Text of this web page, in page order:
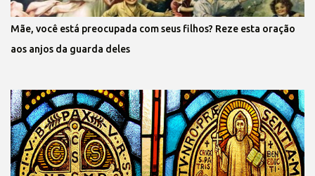
Mãe, você está preocupada com seus filhos? Reze esta oração
aos anjos da guarda deles